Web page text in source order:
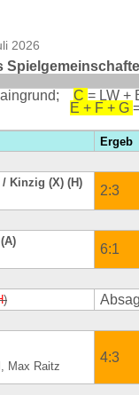
2026
C = LW +
E + F + G
Ergeb
Kinzig (X) (H)
2:3
6:1
)
Max Raitz
4:3